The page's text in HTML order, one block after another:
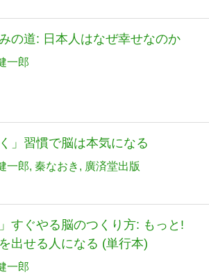
の道: 日本人はなぜ幸せなのか
一郎
く」習慣で脳は本気になる
一郎 秦なおき 廣済堂出版
」すぐやる脳のつくり方: もっと!
出せる人になる (単行本)
一郎